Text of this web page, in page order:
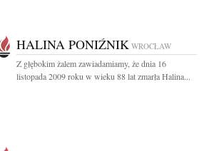
HALINA PONIŹNIK WROCŁAW
Z głębokim żalem zawiadamiamy, że dnia 16
listopada 2009 roku w wieku 88 lat zmarła Halina...